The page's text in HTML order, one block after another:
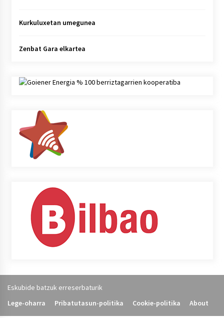
Kurkuluxetan umegunea
Zenbat Gara elkartea
Eskubide batzuk erreserbaturik
Lege-oharra
Pribatutasun-politika Cookie-politika About